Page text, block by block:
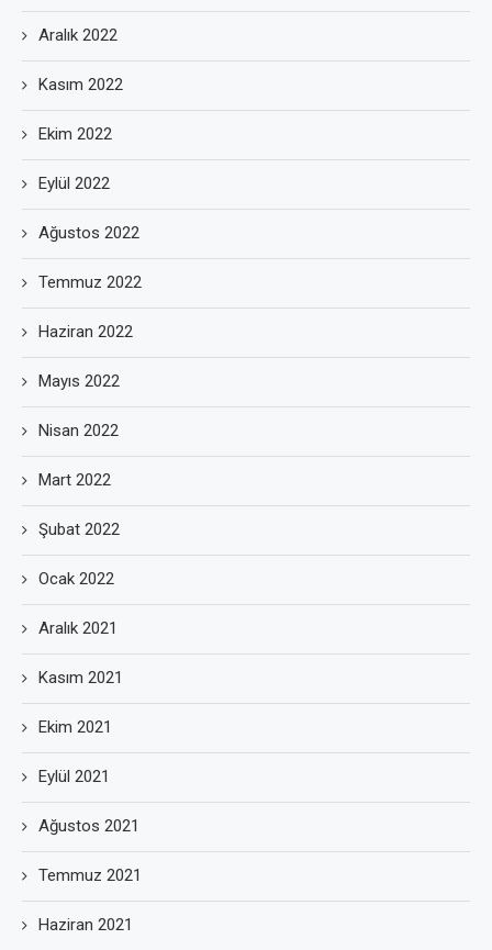
Aralık 2022
Kasım 2022
Ekim 2022
Eylül 2022
Ağustos 2022
Temmuz 2022
Haziran 2022
Mayıs 2022
Nisan 2022
Mart 2022
Şubat 2022
Ocak 2022
Aralık 2021
Kasım 2021
Ekim 2021
Eylül 2021
Ağustos 2021
Temmuz 2021
Haziran 2021